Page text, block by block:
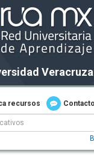
recursos Contacto